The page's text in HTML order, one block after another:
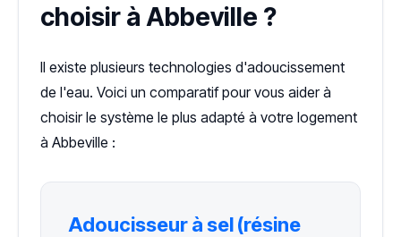
choisir à Abbeville ?
Il existe plusieurs technologies d'adoucissement
de l'eau. Voici un comparatif pour vous aider à
choisir le système le plus adapté à votre logement
à Abbeville :
Adoucisseur à sel (résine